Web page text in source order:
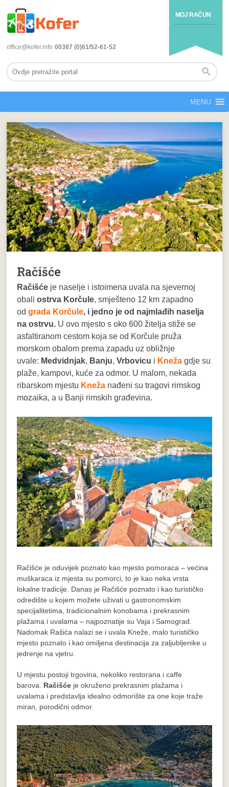
MOJ RAČUN
office@kofer.info 00387 (0)61/52-61-52
MENU
Račišće
Račišće je naselje i istoimena uvala na sjevernoj
obaliostrva Korčule, smješteno 12 km zapadno
odgrada Korčule, i jedno je od najmlađih naselja
na ostrvu. U ovo mjesto s oko 600 žitelja stiže se
asfaltiranom cestom koja se od Korčule pruža
morskom obalom prema zapadu uz obližnje
uvale: Medvidnjak, Banju,Vrbovicu i Kneža gdje su
plaže, kampovi, kuće za odmor. U malom, nekada
ribarskom mjestu Kneža nađeni su tragovi rimskog
mozaika, a u Banji rimskih građevina.
Račišće je oduvijek poznato kao mjesto pomoraca – većina
muškaraca iz mjesta su pomorci, to je kao neka vrsta
lokalne tradicije. Danas je Račišće poznato i kao turističko
odredište u kojem možete uživati u gastronomskim
specijalitetima, tradicionalnim konobama i prekrasnim
plažama i uvalama – najpoznatije su Vaja i Samograd.
Nadomak Rašića nalazi se i uvala Kneže, malo turističko
mjesto poznato i kao omiljena destinacija za zaljubljenike u
jedrenje na vjetru.
U mjestu postoji trgovina, nekoliko restorana i caffe
barova. Račišće je okruženo prekrasnim plažama i
uvalama i predstavlja idealno odmorište za one koje traže
miran, porodični odmor.